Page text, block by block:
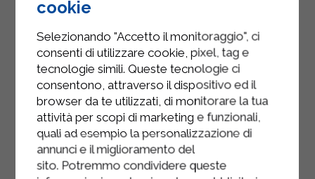
de persil.
Ajoutez la crème de cuisson
Sterilgarda et baissez le feu au
minimum.
Préparer les escalopes en farinant
chaque tranche de veau.
Versez 2 cuillères à soupe d'huile
dans une poêle antiadhésive, laissez-
cookie
Selezionando "Accetto il monitoraggio", ci
consenti di utilizzare cookie, pixel, tag e
tecnologie simili. Queste tecnologie ci
consentono, attraverso il dispositivo ed il
browser da te utilizzati, di monitorare la tua
attività per scopi di marketing e funzionali,
quali ad esempio la personalizzazione di
annunci e il miglioramento del
sito. Potremmo condividere queste